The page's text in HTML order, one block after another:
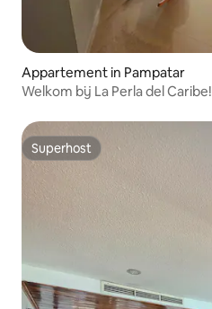
Appartement in Pampatar
Welkom bij La Perla del Caribe!
Superhost
Superhost